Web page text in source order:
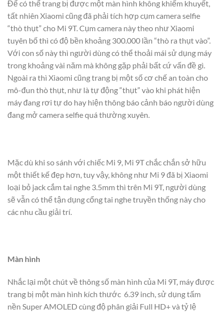
Để có thể trang bị được một màn hình không khiếm khuyết,
tất nhiên Xiaomi cũng đã phải tích hợp cụm camera selfie
“thò thụt” cho Mi 9T. Cụm camera này theo như Xiaomi
tuyên bố thì có độ bền khoảng 300.000 lần “thò ra thụt vào”.
Với con số này thì người dùng có thể thoải mái sử dụng máy
trong khoảng vài năm mà không gặp phải bất cứ vấn đề gì.
Ngoài ra thì Xiaomi cũng trang bị một số cơ chế an toàn cho
mô-đun thò thụt, như là tự động “thụt” vào khi phát hiện
máy đang rơi tự do hay hiện thông báo cảnh báo người dùng
đang mở camera selfie quá thường xuyên.
Mặc dù khi so sánh với chiếc Mi 9, Mi 9T chắc chắn sở hữu
một thiết kế đẹp hơn, tuy vậy, không như Mi 9 đã bị Xiaomi
loại bỏ jack cắm tai nghe 3.5mm thì trên Mi 9T, người dùng
sẽ vẫn có thể tận dụng cổng tai nghe truyền thống này cho
các nhu cầu giải trí.
Màn hình
Nhắc lại một chút về thông số màn hình của Mi 9T, máy được
trang bị một màn hình kích thước 6.39 inch, sử dụng tấm
nền Super AMOLED cùng độ phân giải Full HD+ và tỷ lệ